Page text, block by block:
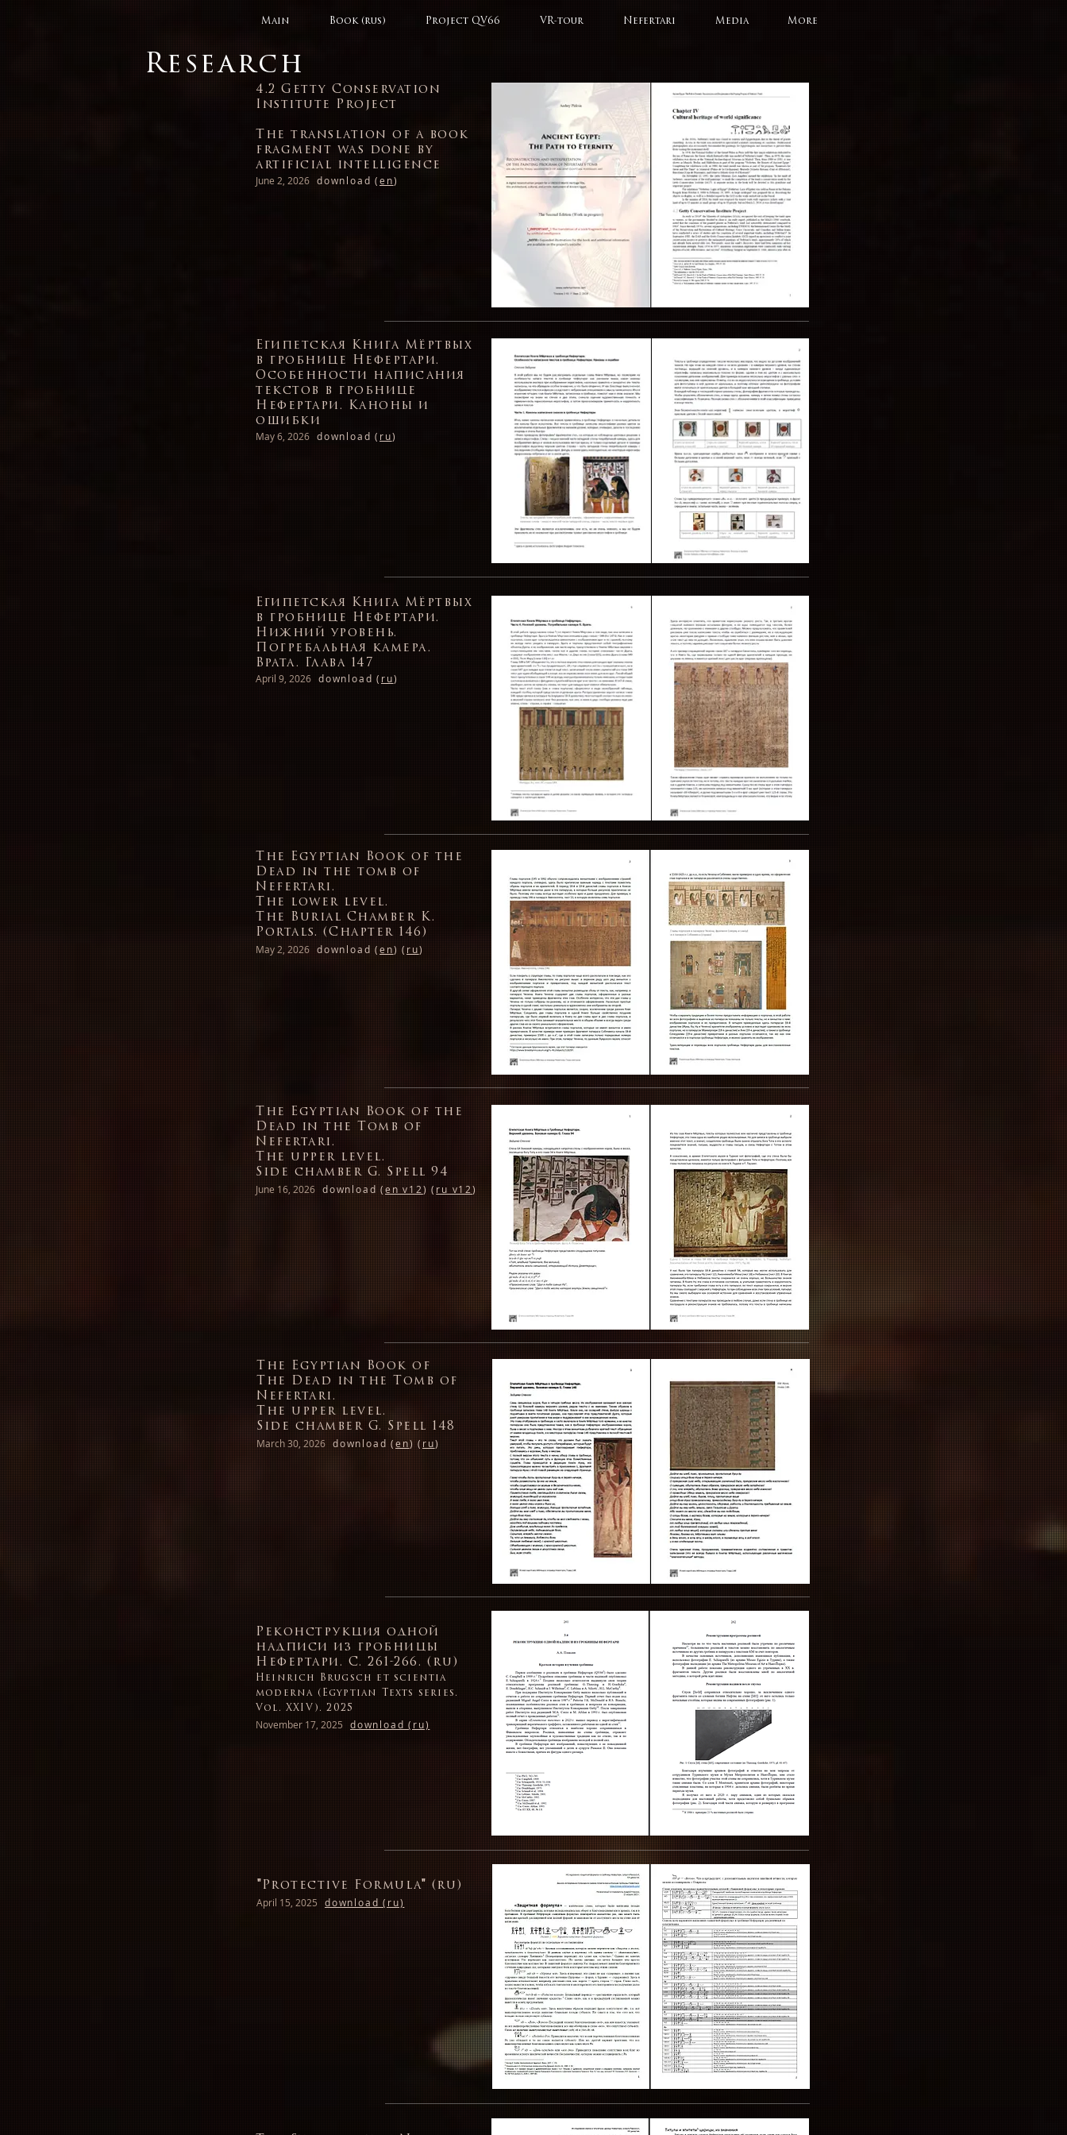
Main Book (rus) Project QV66 VR-tour Nefertari Media More
Research
4.2 Getty Conservation
Institute Project
The translation of a book
fragment was done by
artificial intelligence
June 2, 2026 download (en)
Египетская Книга Мёртвых
в гробнице Нефертари.
Особенности написания
текстов в гробнице
Нефертари. Каноны и
ошибки
May 6, 2026 download ( ru)
Египетская Книга Мёртвых
в гробнице Нефертари.
Нижний уровень.
Погребальная камера.
Врата. Глава 147
April 9, 2026 download ( ru)
The Egyptian Book of the
Dead in the tomb of
Nefertari.
The lower level.
The Burial Chamber K.
Portals. (Chapter 146)
May 2, 2026 download (en) ( ru)
The Egyptian Book of the
Dead in the Tomb of
Nefertari.
The upper level.
Side chamber G. Spell 94
June 16, 2026 download (en v12) ( ru v12)
The Egyptian Book of
The Dead in the Tomb of
Nefertari.
The upper level.
Side chamber G. Spell 148
March 30, 2026 download (en) ( ru)
Реконструкция одной
надписи из гробницы
Нефертари. С. 261-266. (ru)
Heinrich Brugsch et scientia
moderna (Egyptian Texts series.
Vol. XXIV). 2025
November 17, 2025 download (ru)
"Protective Formula" (ru)
April 15, 2025 download (ru)